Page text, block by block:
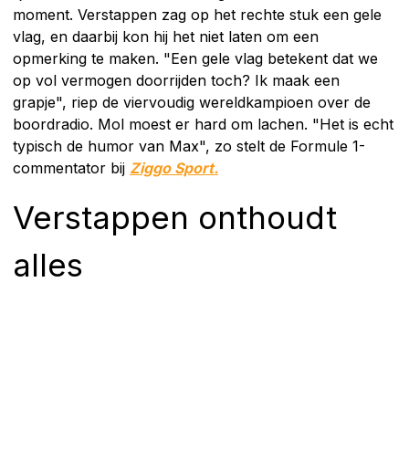
moment. Verstappen zag op het rechte stuk een gele
vlag, en daarbij kon hij het niet laten om een
opmerking te maken. "Een gele vlag betekent dat we
op vol vermogen doorrijden toch? Ik maak een
grapje", riep de viervoudig wereldkampioen over de
boordradio. Mol moest er hard om lachen. "Het is echt
typisch de humor van Max", zo stelt de Formule 1-
commentator bij Ziggo Sport.
Verstappen onthoudt
alles